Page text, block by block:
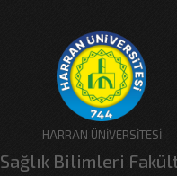
HARRAN ÜNİVERSİTESİ
Sağlık Bilimleri